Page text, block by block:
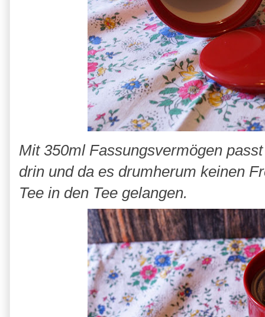
Mit 350ml Fassungsvermögen
drin und da es drumherum keinen
Tee in den Tee gelangen.